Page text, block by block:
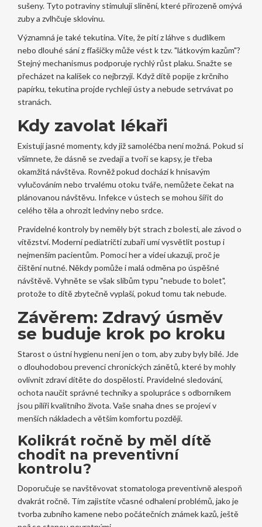
sušeny. Tyto potraviny stimulují slinění, které přirozeně omývá
zuby a zvlhčuje sklovinu.
Významná je také tekutina. Víte, že pití z láhve s dudlíkem
nebo dlouhé sání z fľašičky může vést k tzv. "látkovým kazům"?
Stejný mechanismus podporuje rychlý růst plaku. Snažte se
přecházet na kalíšek co nejbrzyji. Když dítě popije z krčního
papírku, tekutina projde rychleji ústy a nebude setrvávat po
stranách.
Kdy zavolat lékaři
Existují jasné momenty, kdy již samoléčba není možná. Pokud si
všimnete, že dásně se zvedají a tvoří se kapsy, je třeba
okamžitá návštěva. Rovněž pokud dochází k hnisavým
vylučováním nebo trvalému otoku tváře, nemůžete čekat na
plánovanou návštěvu. Infekce v ústech se mohou šířit do
celého těla a ohrozit ledviny nebo srdce.
Pravidelné kontroly by neměly být strach z bolesti, ale závod o
vítězství. Moderní pediatričtí zubaři umí vysvětlit postup i
nejmenším pacientům. Pomocí her a videí ukazují, proč je
čištění nutné. Někdy pomůže i malá odměna po úspěšné
návštěvě. Vyhněte se však slibům typu "nebude to bolet",
protože to dítě zbytečně vyplaší, pokud tomu tak nebude.
Závěrem: Zdravý úsměv
se buduje krok po kroku
Starost o ústní hygienu není jen o tom, aby zuby byly bílé. Jde
o dlouhodobou prevenci chronických zánětů, které by mohly
ovlivnit zdraví dítěte do dospělosti. Pravidelné sledování,
ochota naučit správné techniky a spolupráce s odborníkem
jsou pilíři kvalitního života. Vaše snaha dnes se projeví v
menších nákladech a větším komfortu později.
Kolikrát ročně by měl dítě
chodit na preventivní
kontrolu?
Doporučuje se navštěvovat stomatologa preventivně alespoň
dvakrát ročně. Tím zajistíte včasné odhalení problémů, jako je
tvorba zubního kamene nebo počátečních známek kazů, ještě